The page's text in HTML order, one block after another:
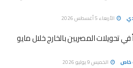
الأربعاء 5 أغسطس 2026
نمواً في تحويلات المصريين بالخارج خلال مايو
خاص الخميس 9 يوليو 2026